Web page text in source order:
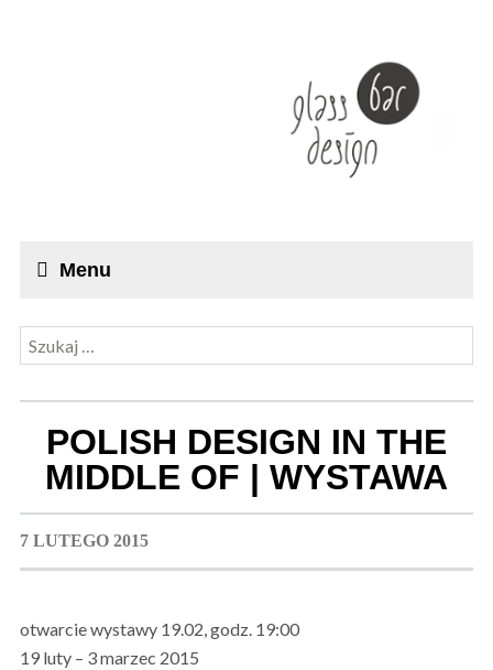
Menu
Szukaj:
POLISH DESIGN IN THE
MIDDLE OF | WYSTAWA
7 LUTEGO 2015
otwarcie wystawy 19.02, godz. 19:00
19 luty – 3 marzec 2015